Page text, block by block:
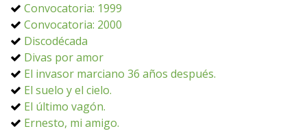
Convocatoria: 1999
Convocatoria: 2000
Discodécada
Divas por amor
El invasor marciano 36 años después.
El suelo y el cielo.
El último vagón.
Ernesto, mi amigo.